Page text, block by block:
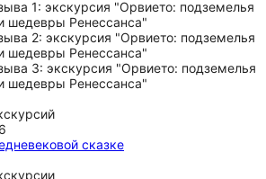
сказке
Татьяне мы побывали в сказочных
и это, пожалуй, самая яркая и